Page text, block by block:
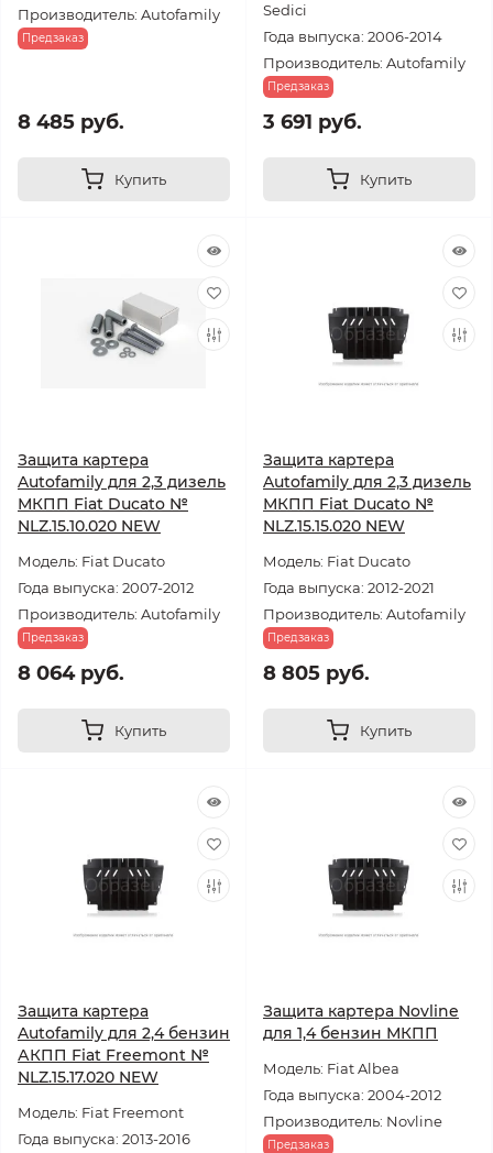
Производитель: Autofamily
Предзаказ
8 485 руб.
Купить
Sedici
Года выпуска: 2006-2014
Производитель: Autofamily
Предзаказ
3 691 руб.
Купить
Защита картера
Autofamily для 2,3 дизель
МКПП Fiat Ducato №
NLZ.15.10.020 NEW
Модель: Fiat Ducato
Года выпуска: 2007-2012
Производитель: Autofamily
Предзаказ
8 064 руб.
Купить
Защита картера
Autofamily для 2,3 дизель
МКПП Fiat Ducato №
NLZ.15.15.020 NEW
Модель: Fiat Ducato
Года выпуска: 2012-2021
Производитель: Autofamily
Предзаказ
8 805 руб.
Купить
Защита картера
Autofamily для 2,4 бензин
АКПП Fiat Freemont №
NLZ.15.17.020 NEW
Модель: Fiat Freemont
Года выпуска: 2013-2016
Защита картера Novline
для 1,4 бензин МКПП
Модель: Fiat Albea
Года выпуска: 2004-2012
Производитель: Novline
Предзаказ